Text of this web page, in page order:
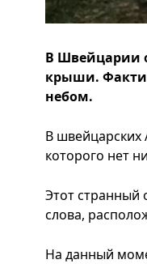
В Швейцарии
крыши.
небом.
В швейцарских
которого нет
Этот странный
слова,
На данный